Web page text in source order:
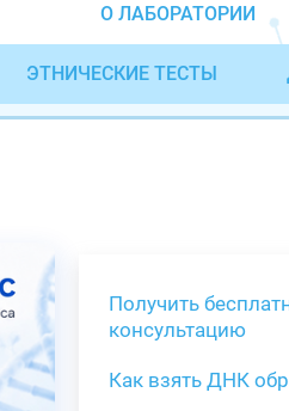
О ЛАБОРАТОРИИ
ЭТНИЧЕСКИЕ ТЕСТЫ
Получить
консультацию
Как взять ДНК